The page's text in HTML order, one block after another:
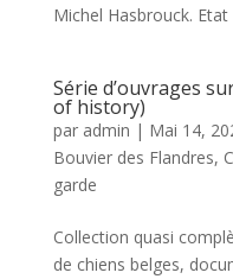
Michel Hasbrouck.
Série d’ouvrages
of history)
par admin | Mai 14,
Bouvier des Flandres,
garde
Collection quasi
de chiens belges,